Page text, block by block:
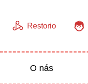
Restorio
O nás